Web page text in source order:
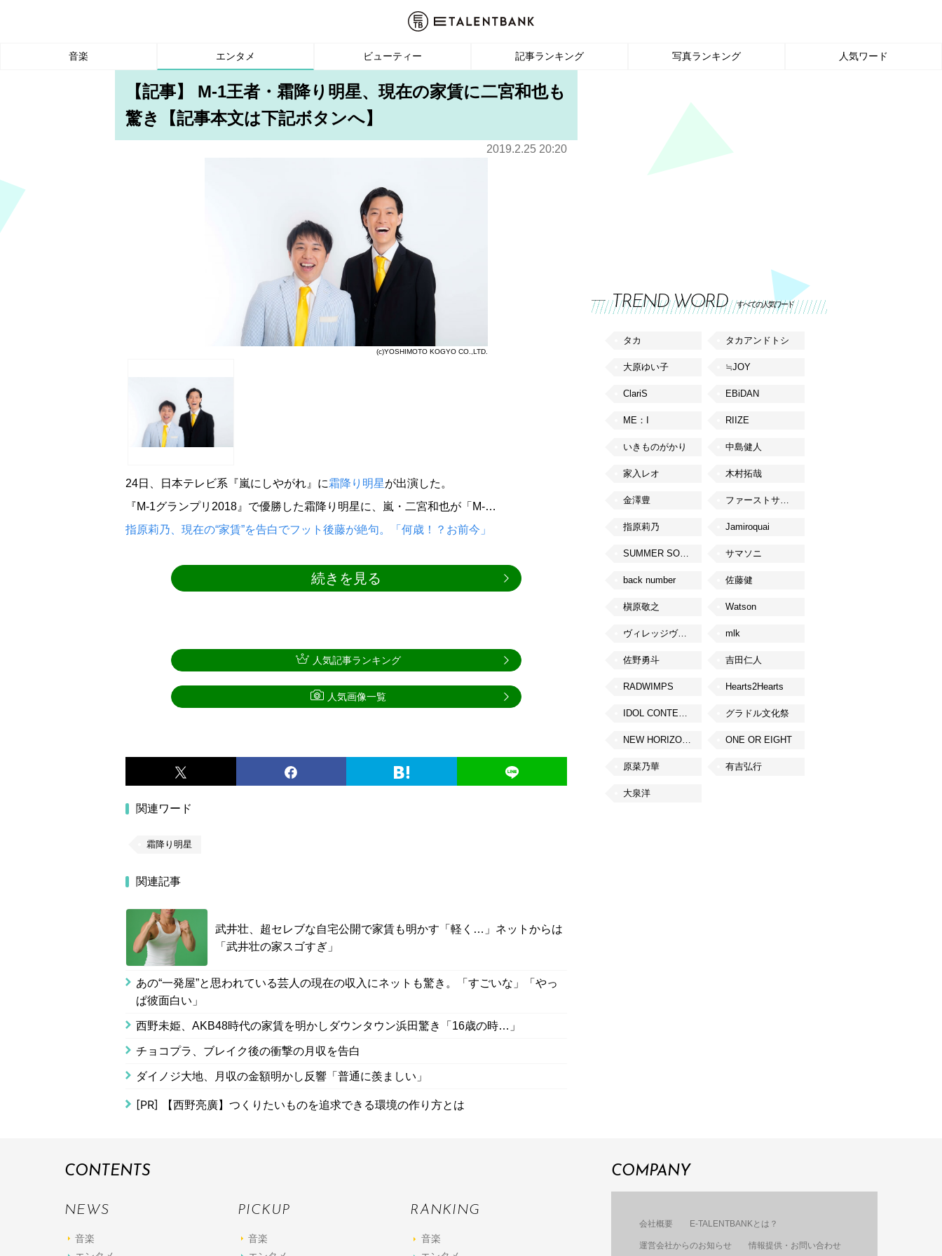
音楽 エンタメ ビューティー 記事ランキング 写真ランキング 人気ワード
【記事】 M-1王者・霜降り明星、現在の家賃に二宮和也も
驚き【記事本文は下記ボタンへ】
2019.2.25 20:20
(c)YOSHIMOTO KOGYO CO.,LTD.
24日、日本テレビ系『嵐にしやがれ』に霜降り明星が出演した。
『M-1グランプリ2018』で優勝した霜降り明星に、嵐・二宮和也が「M-…
指原莉乃、現在の“家賃”を告白でフット後藤が絶句。「何歳！？お前今」
続きを見る
関連ワード
霜降り明星
関連記事
武井壮、超セレブな自宅公開で家賃も明かす「軽く…」ネットからは
「武井壮の家スゴすぎ」
あの“一発屋”と思われている芸人の現在の収入にネットも驚き。「すごいな」「やっ
ぱ彼面白い」
西野未姫、AKB48時代の家賃を明かしダウンタウン浜田驚き「16歳の時…」
チョコプラ、ブレイク後の衝撃の月収を告白
ダイノジ大地、月収の金額明かし反響「普通に羨ましい」
[PR] 【西野亮廣】つくりたいものを追求できる環境の作り方とは
人気記事ランキング
人気画像一覧
TREND WORD すべての人気ワード
タカ タカアンドトシ
大原ゆい子 ≒JOY
ClariS EBiDAN
ME：I RIIZE
いきものがかり 中島健人
家入レオ 木村拓哉
金澤豊 ファーストサマーウイカ
指原莉乃 Jamiroquai
SUMMER SONIC サマソニ
back number 佐藤健
槇原敬之 Watson
ヴィレッジヴァンガード mlk
佐野勇斗 吉田仁人
RADWIMPS Hearts2Hearts
IDOL CONTENT EXPO グラドル文化祭
NEW HORIZON FEST ONE OR EIGHT
原菜乃華 有吉弘行
大泉洋
CONTENTS
NEWS
音楽
PICKUP
音楽
RANKING
音楽
COMPANY
会社概要 E-TALENTBANKとは？
運営会社からのお知らせ 情報提供・お問い合わせ